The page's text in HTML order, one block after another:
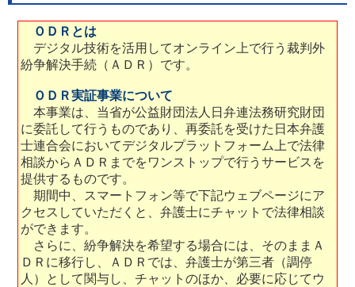
ＯＤＲとは
デジタル技術を活用してオンライン上で行う裁判外
紛争解決手続（ＡＤＲ）です。
ＯＤＲ実証事業について
本事業は、当省が公益財団法人日弁連法務研究財団
に委託して行うものであり、再委託を受けた日本弁護
士連合会においてデジタルプラットフォーム上で法律
相談からＡＤＲまでをワンストップで行うサービスを
提供するものです。
期間中、スマートフォン等で下記ウェブページにア
クセスしていただくと、弁護士にチャットで法律相談
ができます。
さらに、紛争解決を希望する場合には、そのままＡ
ＤＲに移行し、ＡＤＲでは、弁護士が第三者（調停
人）として関与し、チャットのほか、必要に応じてウ